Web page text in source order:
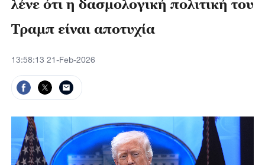
λένε ότι η δασμολογική πολιτική του
Τραμπ είναι αποτυχία
13:58:13 21-Feb-2026